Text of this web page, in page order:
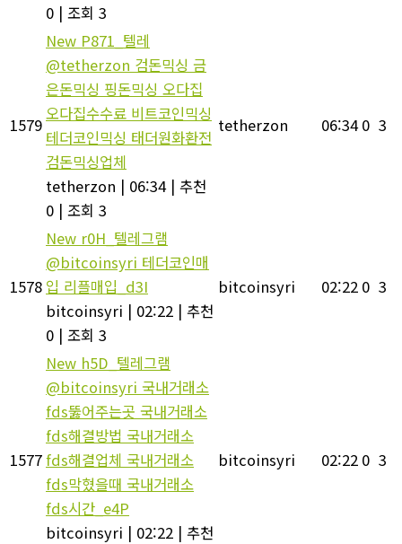
0 | 조회 3
1579
New P871_텔레
@tetherzon 검돈믹싱 금
은돈믹싱 핑돈믹싱 오다집
오다집수수료 비트코인믹싱
테더코인믹싱 태더원화환전
검돈믹싱업체
tetherzon | 06:34 | 추천
0 | 조회 3
tetherzon 06:34 0 3
1578
New r0H_텔레그램
@bitcoinsyri 테더코인매
입 리플매입_d3I
bitcoinsyri | 02:22 | 추천
0 | 조회 3
bitcoinsyri 02:22 0 3
1577
New h5D_텔레그램
@bitcoinsyri 국내거래소
fds뚫어주는곳 국내거래소
fds해결방법 국내거래소
fds해결업체 국내거래소
fds막혔을때 국내거래소
fds시간_e4P
bitcoinsyri | 02:22 | 추천
bitcoinsyri 02:22 0 3